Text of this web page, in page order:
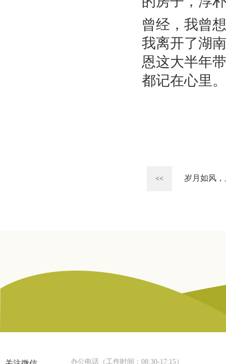
曾经，我曾
我离开了湖
恩这大半年
都记在心里。
<< 岁月如风
办公电话（工作时间：08:30-17:15）